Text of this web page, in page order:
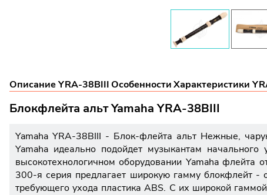
Описание YRA-38BIIIОсобенностиХарактеристики
Блокфлейта альт Yamaha YRA-38BIII
Yamaha YRA-38BIII - Блок-флейта альт Нежные,
Yamaha идеально подойдет музыкантам
высокотехнологичном оборудовании Yamaha флейта
300-я серия предлагает широкую гамму блокфлейт -
требующего ухода пластика ABS. С их широкой